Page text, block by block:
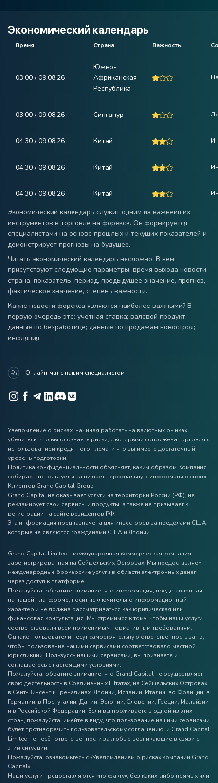
Экономический календарь
Время Страна Важность
03:00 / 09.08.26
Южно-
Африканская
Республика
03:00 / 09.08.26 Сингапур
04:30 / 09.08.26 Китай
04:30 / 09.08.26 Китай
04:30 / 09.08.26 Китай
Экономический календарь служит одним из важнейших
инструментов в торговле на форексе. Он формируется
специалистами на основе прошлых и текущих показателей и
демонстрирует прогнозы на будущее.
Читать экономический календарь несложно. В нем
присутствуют следующие параметры: время выхода новости,
страна, показатель, период, предыдущее значение, прогноз,
фактическое значение, степень важности.
Какие новости форекса являются наиболее важными? В
первую очередь это: учетная ставка; валовой продукт;
данные по безработице; данные по продажам новостроя;
инфляция.
Онлайн-чат с нашим специалистом
Уведомление о рисках: начиная работать на валютных рынках,
убедитесь, что вы осознаете риски, с которыми сопряжена торговля с
использованием кредитного плеча, и что вы имеете достаточный
уровень подготовки.
Политика конфиденциальности объясняет, каким образом Компания
собирает, использует и защищает персональную информацию своих
Клиентов Grand Capital Group
Grand Capital не оказывает услуги на территории России (РФ), не
рекламирует свои сервисы и продукты, а также не призывает к
регистрации на сайте резидентов РФ.
Эта информация предназначена для инвесторов за пределами США,
которые не являются гражданами США и Японии
Grand Capital Limited - международная коммерческая компания,
зарегистрированная на Сейшельских Островах. Мы предоставляем
международные брокерские услуги в области электронных денег
через доступ к платформе .
Пожалуйста, обратите внимание, что информация, представленная
на нашей платформе, носит исключительно информационный
характер и не должна рассматриваться как юридическая или
финансовая консультация. Мы стремимся к тому, чтобы наши услуги
соответствовали всем применимым нормативным требованиям.
Однако пользователи несут самостоятельную ответственность за то,
чтобы пользование нашими сервисами соответствовало местной
юрисдикции. Пользуясь нашими сервисами, вы признаёте и
соглашаетесь с настоящими условиями.
Пожалуйста, обратите внимание, что Grand Capital не осуществляет
свою деятельность в Соединённых Штатах, на Сейшельских Островах,
в Сент-Винсент и Гренадинах, Японии, Испании, Италии, во Франции, в
Германии, в Португалии, Дании, Эстонии, Словении, Греции, Малайзии
и в Российской Федерации. Если вы проживаете в одной из этих
стран, пожалуйста, имейте в виду, что пользование нашими сервисами
будет противоречить пользовательскому соглашению, и Grand Capital
Limited не несёт ответственности за любые возникающие в связи с
этим ситуации.
Пожалуйста, ознакомьтесь с«Уведомлением о рисках компании Grand
Capital».
Наши услуги предоставляются «по факту», без каких-либо прямых или